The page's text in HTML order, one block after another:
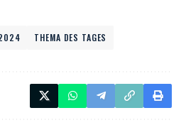
THEMA DES TAGES